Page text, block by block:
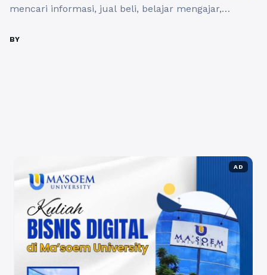
mencari informasi, jual beli, belajar mengajar,
internet marketing yang berguna untuk memasarkan
BY
AD